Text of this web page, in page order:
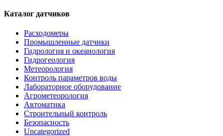
Каталог датчиков
Расходомеры
Промышленные датчики
Гидрология и океанология
Гидрогеология
Метеорология
Контроль параметров воды
Лабораторное оборудование
Агрометеорология
Автоматика
Строительный контроль
Безопасность
Uncategorized